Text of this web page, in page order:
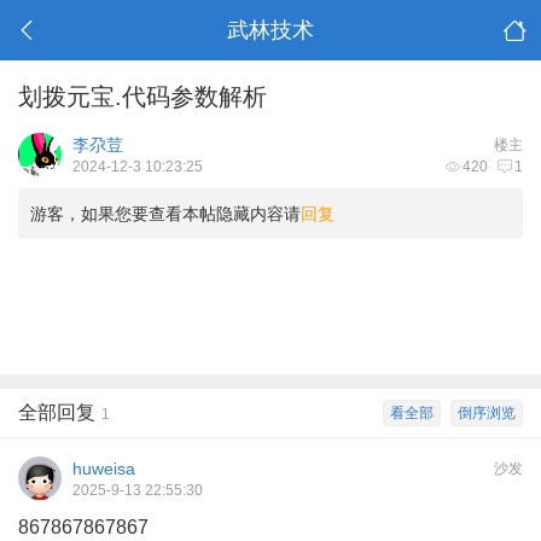
武林技术
划拨元宝.代码参数解析
楼主
李尕荳
420 1
2024-12-3 10:23:25
游客，如果您要查看本帖隐藏内容请回复
倒序浏览
看全部
全部回复 1
沙发
huweisa
2025-9-13 22:55:30
867867867867